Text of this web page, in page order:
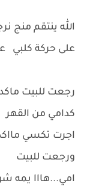
الله ينتقم منج
على حركة كلبي
رجعت للبيت
كدامي من القهر
اجرت تكسي
ورجعت للبيت
امي...هااا يمه